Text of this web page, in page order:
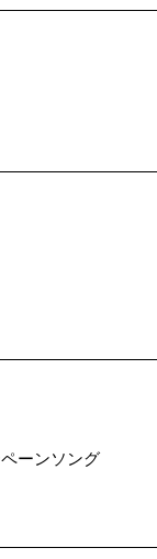
ーンソング